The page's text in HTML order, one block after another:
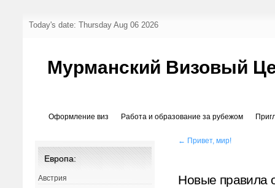
Today's date: Thursday Aug 06 2026
Мурманский Визовый
Оформление виз Работа и образование за рубежом
← Привет, мир!
Новые правила
Европа:
Австрия